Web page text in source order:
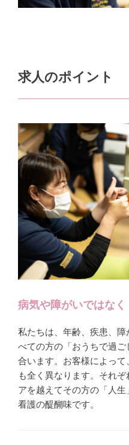
求人のポイント
病気や障がいではなく
私たちは、年齢、疾患、
べての方の「おうちで過
合います。お客様によっ
も全く異なります。それ
アを越えてその方の「人
看護の醍醐味です。